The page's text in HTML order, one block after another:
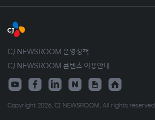
CJ NEWSROOM 운영정책
CJ NEWSROOM 콘텐츠 이용안내
Copyright 2026. CJ NEWSROOM. All rights reserved.